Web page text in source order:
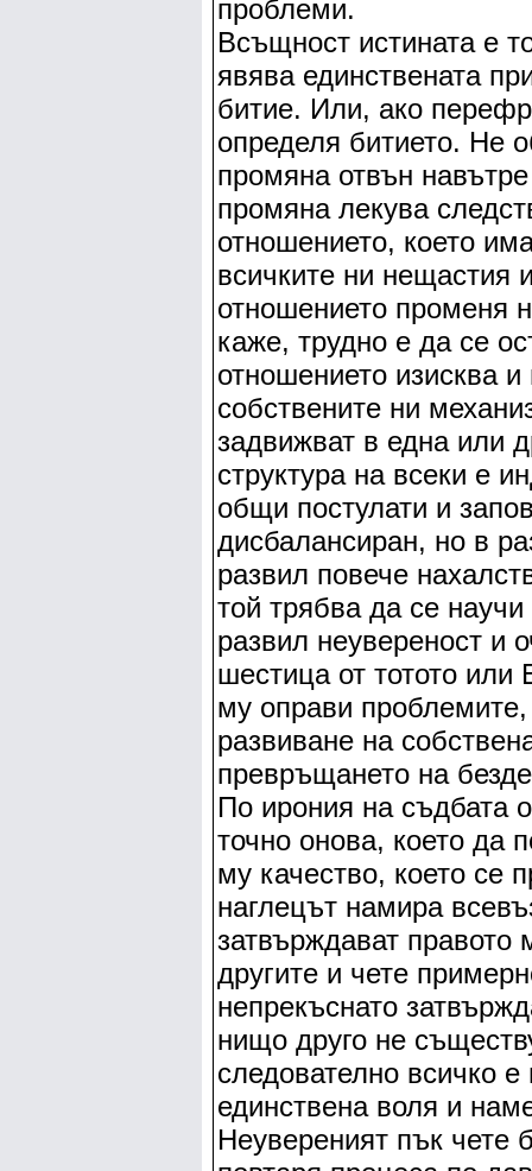
проблеми.
Всъщност истината е
явява единствената
битие. Или, ако
определя битието. Не
промяна отвън
промяна лекува
отношението, което
всичките ни нещастия
отношението променя
каже, трудно е да се
отношението изисква
собствените ни
задвижват в една или
структура на всеки е
общи постулати и
дисбалансиран, но в
развил повече
той трябва да се
развил неувереност и
шестица от тотото
му оправи
развиване на
превръщането на
По ирония на съдбата
точно онова, което да
му качество, което се
наглецът намира
затвърждават правото
другите и чете
непрекъснато
нищо друго не
следователно всичко
единствена воля и
Неувереният пък чете